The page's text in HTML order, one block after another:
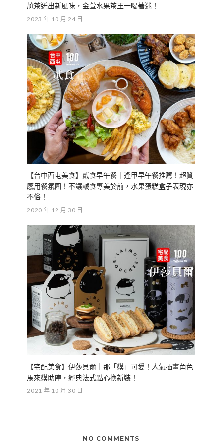
尬茶迸出新風味，金萱水果茶王一喝著迷！
2023 年 10 月 24 日
【台中西屯美食】貳食早午餐｜逢甲早午餐推薦！超質
感用餐氛圍！不讓鹹食專美於前，水果蛋糕盒子表現亦
不俗！
2020 年 12 月 30 日
【宅配美食】伊莎貝爾｜那「貘」可愛！人氣插畫角色
馬來貘助陣，經典法式點心換新裝！
2021 年 10 月 30 日
NO COMMENTS